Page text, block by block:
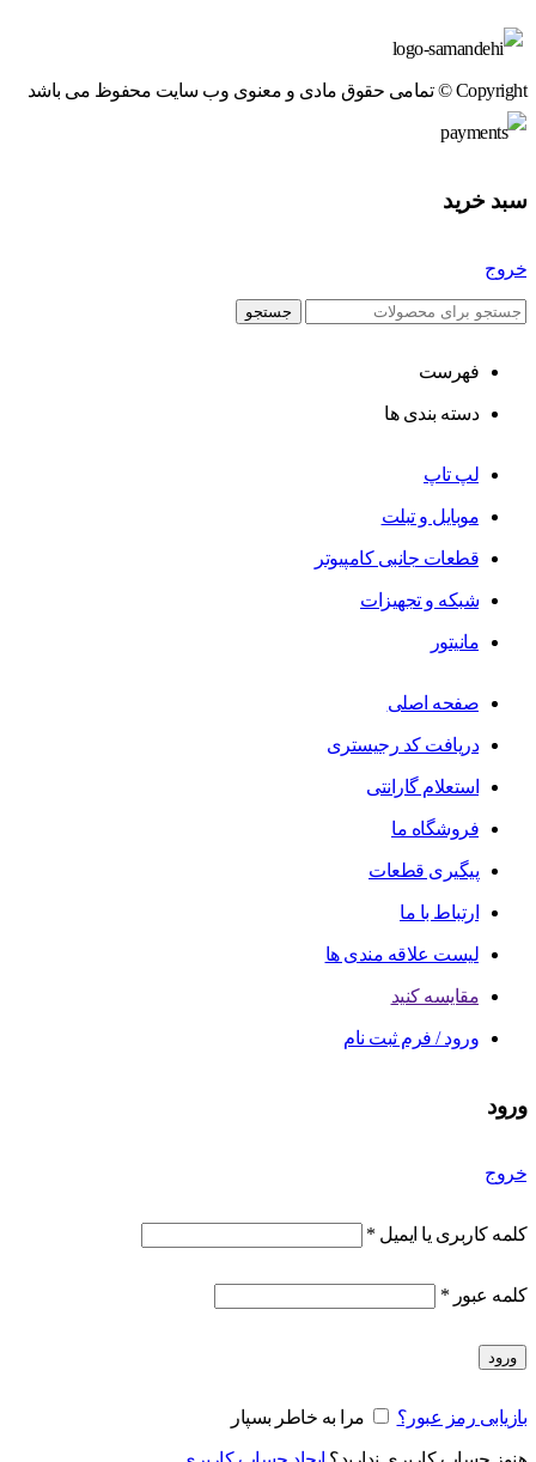
Copyright © تمامی حقوق مادی و معنوی وب سایت محفوظ می باشد
سبد خرید
خروج
جستجو
فهرست
دسته بندی ها
لپ تاپ
موبایل و تبلت
قطعات جانبی کامپیوتر
شبکه و تجهیزات
مانیتور
صفحه اصلی
دریافت کد رجیستری
استعلام گارانتی
فروشگاه ما
پیگیری قطعات
ارتباط با ما
لیست علاقه مندی ها
مقایسه کنید
ورود / فرم ثبت نام
ورود
خروج
کلمه کاربری یا ایمیل *
کلمه عبور *
ورود
بازیابی رمز عبور؟ مرا به خاطر بسپار